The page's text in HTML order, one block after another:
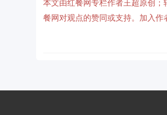
餐网对观点的赞同或支持。加入